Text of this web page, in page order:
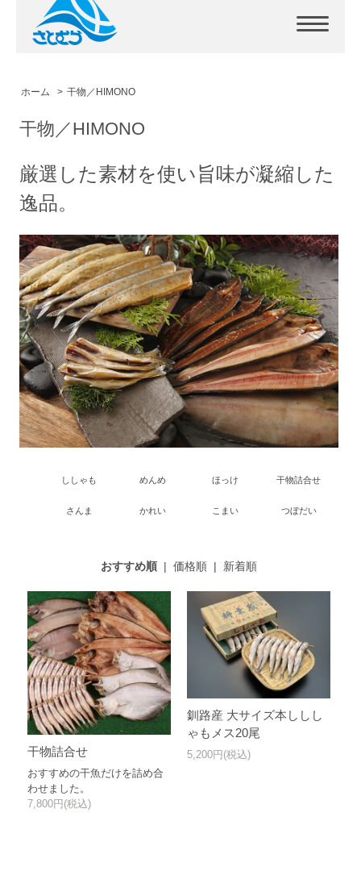
ホーム > 干物／HIMONO
干物／HIMONO
厳選した素材を使い旨味が凝縮した
逸品。
ししゃも めんめ ほっけ 干物詰合せ
さんま かれい こまい つぼだい
おすすめ順| 価格順| 新着順
干物詰合せ
おすすめの干魚だけを詰め合
わせました。
7,800円(税込)
釧路産 大サイズ本ししし
ゃもメス20尾
5,200円(税込)